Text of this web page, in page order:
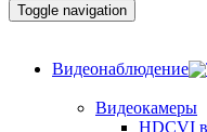
Toggle navigation
Видеонаблюдение
Видеокамеры
HDCVI